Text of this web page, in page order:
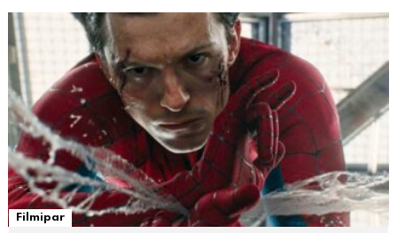
Filmipar